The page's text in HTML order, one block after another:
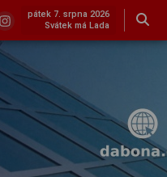
pátek 7. srpna 2026
Svátek má Lada